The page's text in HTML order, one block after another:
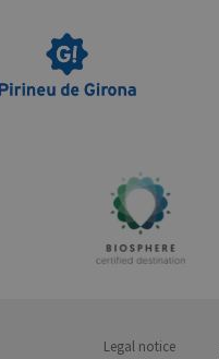
Legal notice